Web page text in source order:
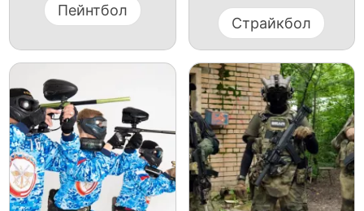
Пейнтбол
Страйкбол